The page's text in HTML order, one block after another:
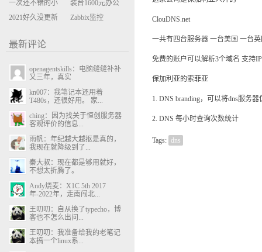
ClouDNS.net
一共有四台服务器 一台美国 一台
免费的账户可以解析3个域名 支持
保加利亚的索菲亚
1. DNS branding，可以将dns服务
2. DNS 每小时查询次数统计
Tags: dns
单比价
使用体验
闪三次不上电
一次还不错的小
米售后体验
装台1600元办公
主机
2021好久没更新
Zabbix监控
最新评论
openagentskills：电脑缝缝补补
又三年，真实
kn007：我笔记本还用着
T480s，还很好用。 家...
ching：因为找关于恒创服务器
客观评价的信息...
雨帆：年纪越大越抠是真的，
我现在就降级到了...
秦大叔：现在都是够用就好，
不想太折腾了。
Andy烧麦：X1C 5th 2017
年-2022年，走南闯北...
王叨叨：自从换了typecho，博
客也不怎么出问...
王叨叨：我准备给我的老笔记
本搞一个linux系...